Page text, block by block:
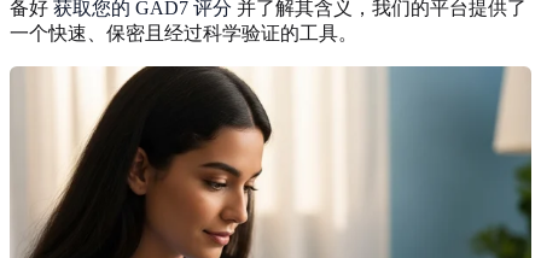
备好 获取您的 GAD7 评分 并了解其含义，我们的平台提供了
一个快速、保密且经过科学验证的工具。